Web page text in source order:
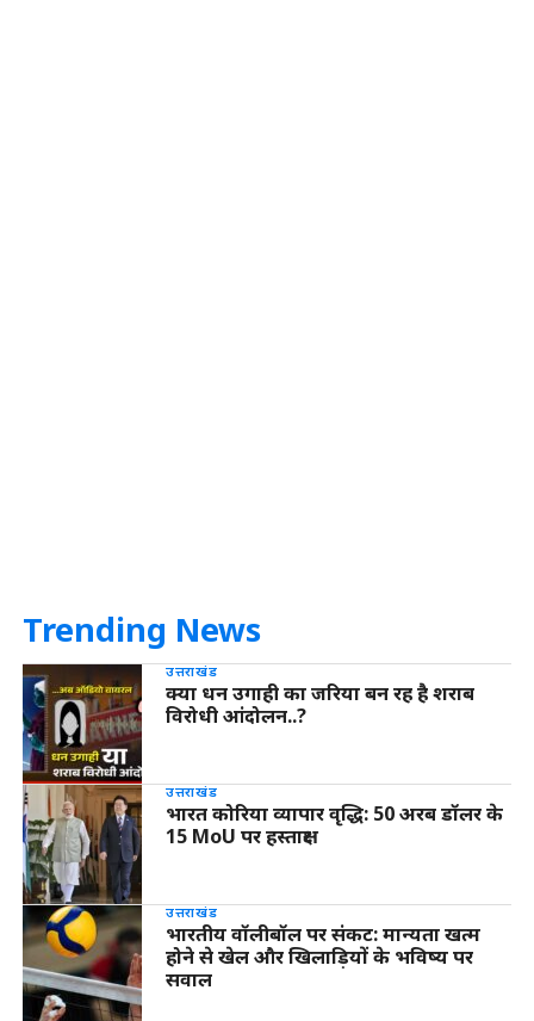
Trending News
उत्तराखंड
क्या धन उगाही का जरिया बन रह है शराब
विरोधी आंदोलन..?
उत्तराखंड
भारत कोरिया व्यापार वृद्धि: 50 अरब डॉलर के
15 MoU पर हस्ताक्षर
उत्तराखंड
भारतीय वॉलीबॉल पर संकट: मान्यता खत्म
होने से खेल और खिलाड़ियों के भविष्य पर
सवाल